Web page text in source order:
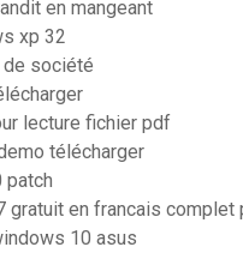
en mangeant
xp 32
société
lecture fichier pdf
télécharger
patch
gratuit en francais complet
10 asus